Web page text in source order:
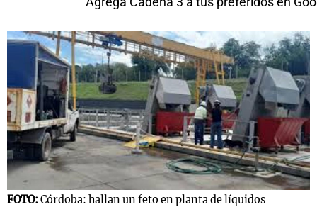
FOTO: Córdoba: hallan un feto en planta de líquidos